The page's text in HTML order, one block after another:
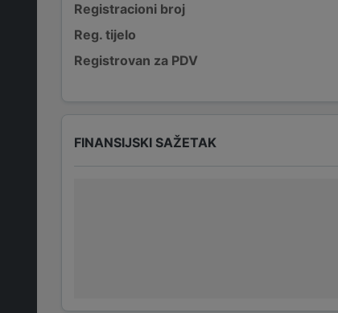
Registracioni broj
Reg. tijelo
Registrovan za PDV
FINANSIJSKI SAŽETAK